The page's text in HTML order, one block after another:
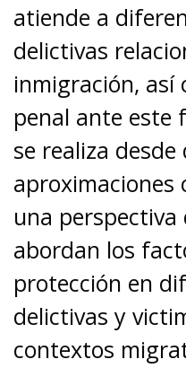
atiende a
delictivas
inmigración, así
penal ante este
se realiza
aproximaciones
una
abordan los
protección en
delictivas y
contextos